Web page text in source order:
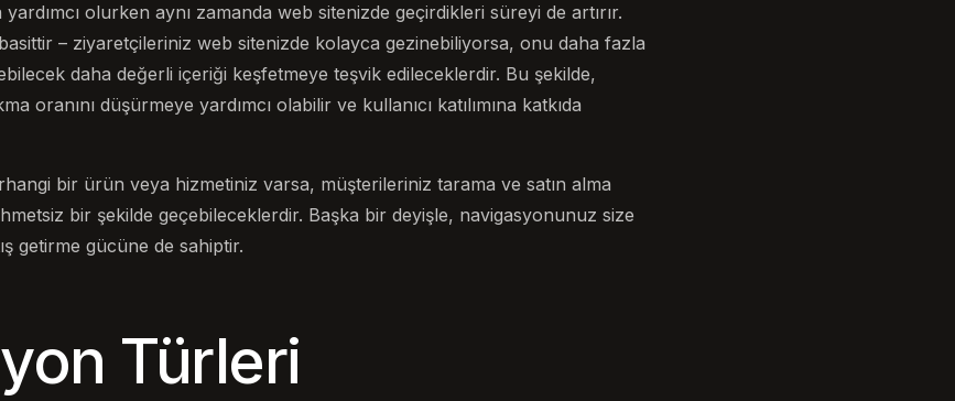
yardımcı olurken aynı zamanda web sitenizde geçirdikleri süreyi de artırır.
– ziyaretçileriniz web sitenizde kolayca gezinebiliyorsa, onu daha fazla
daha değerli içeriği keşfetmeye teşvik edileceklerdir. Bu şekilde,
oranını düşürmeye yardımcı olabilir ve kullanıcı katılımına katkıda
bir ürün veya hizmetiniz varsa, müşterileriniz tarama ve satın alma
bir şekilde geçebileceklerdir. Başka bir deyişle, navigasyonunuz size
getirme gücüne de sahiptir.
Türleri